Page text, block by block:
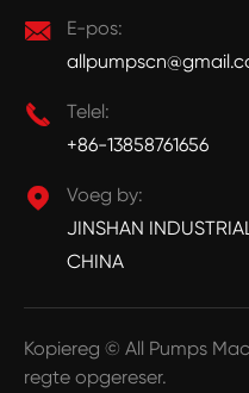

E-pos:

Telel:
+86-13858761656

Voeg by:
JINSHAN
CHINA
Kopiereg © All Pumps
regte opgereser.